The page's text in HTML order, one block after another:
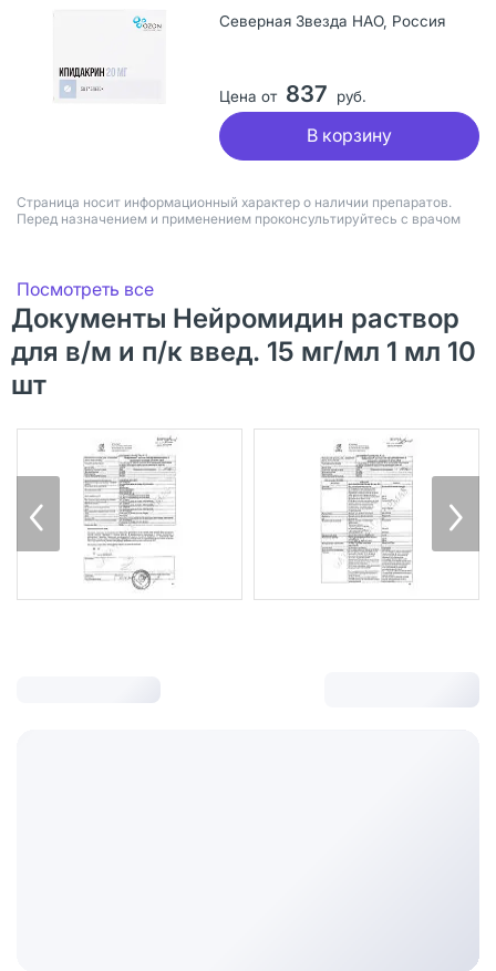
Северная Звезда НАО, Россия
Цена от 837 руб.
В корзину
Страница носит информационный характер о наличии препаратов.
Перед назначением и применением проконсультируйтесь с врачом
Посмотреть все
Документы Нейромидин раствор
для в/м и п/к введ. 15 мг/мл 1 мл 10
шт